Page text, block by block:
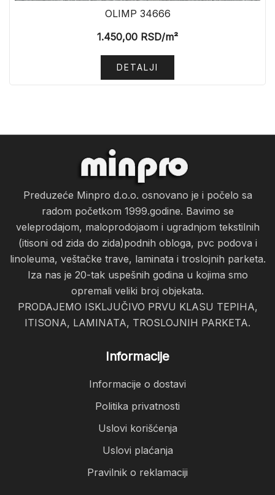
OLIMP 34666
1.450,00 RSD/m²
DETALJI
Preduzeće Minpro d.o.o. osnovano je i počelo sa
radom početkom 1999.godine. Bavimo se
veleprodajom, maloprodojaom i ugradnjom tekstilnih
(itisoni od zida do zida)podnih obloga, pvc podova i
linoleuma, veštačke trave, laminata i troslojnih parketa.
Iza nas je 20-tak uspešnih godina u kojima smo
opremali veliki broj objekata.
PRODAJEMO ISKLJUČIVO PRVU KLASU TEPIHA,
ITISONA, LAMINATA, TROSLOJNIH PARKETA.
Informacije
Informacije o dostavi
Politika privatnosti
Uslovi korišćenja
Uslovi plaćanja
Pravilnik o reklamaciji